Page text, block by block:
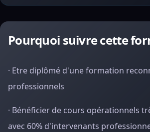
Pourquoi suivre cette
· Etre diplômé d'une formation
professionnels
· Bénéficier de cours opérationnels
avec 60% d'intervenants